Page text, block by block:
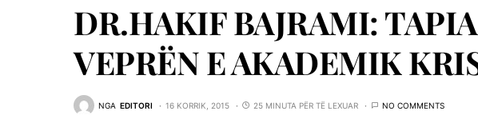
DR.HAKIF BAJRAMI:
VEPRËN E AKADEMIK
NGA EDITORI 16 KORRIK, 2015 25 MINUTA PËR TË LEXUAR NO COMMENTS